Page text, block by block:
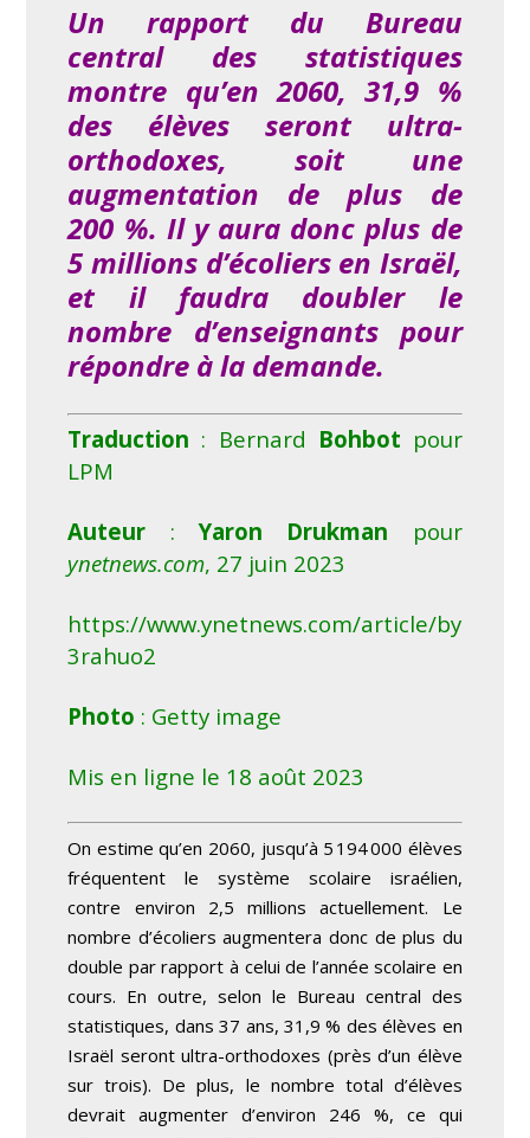
Un rapport du Bureau
central des statistiques
montre qu’en 2060, 31,9 %
des élèves seront ultra-
orthodoxes, soit une
augmentation de plus de
200 %. Il y aura donc plus de
5 millions d’écoliers en Israël,
et il faudra doubler le
nombre d’enseignants pour
répondre à la demande.
Traduction : Bernard Bohbot pour
LPM
Auteur :Yaron Drukman pour
ynetnews.com, 27 juin 2023
https://www.ynetnews.com/article/by
3rahuo2
Photo : Getty image
Mis en ligne le 18 août 2023
On estime qu’en 2060, jusqu’à 5 194 000 élèves
fréquentent le système scolaire israélien,
contre environ 2,5 millions actuellement. Le
nombre d’écoliers augmentera donc de plus du
double par rapport à celui de l’année scolaire en
cours. En outre, selon le Bureau central des
statistiques, dans 37 ans, 31,9 % des élèves en
Israël seront ultra-orthodoxes (près d’un élève
sur trois). De plus, le nombre total d’élèves
devrait augmenter d’environ 246 %, ce qui